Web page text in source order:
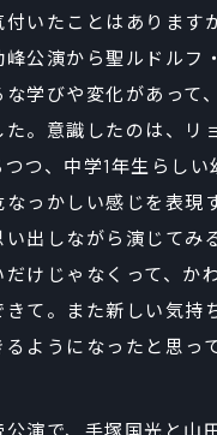
いたことはあります
公演から聖ルドルフ
学びや変化があって
。意識したのは、リ
つ、中学1年生らし
っかしい感じを表現
出しながら演じてみ
けじゃなくって、か
て。また新しい気持
ようになったと思っ